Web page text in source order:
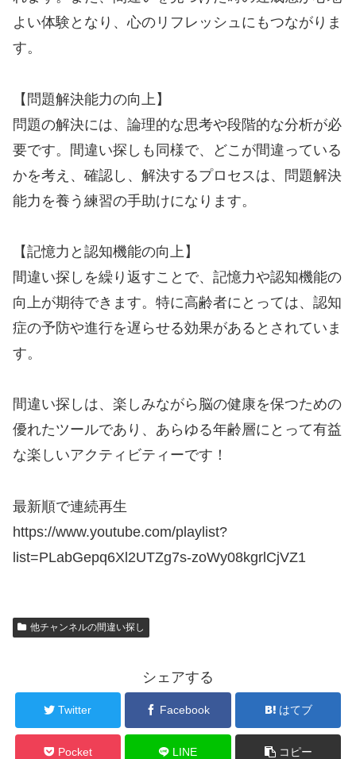
よい体験となり、心のリフレッシュにもつながりま
す。
【問題解決能力の向上】
問題の解決には、論理的な思考や段階的な分析が必
要です。間違い探しも同様で、どこが間違っている
かを考え、確認し、解決するプロセスは、問題解決
能力を養う練習の手助けになります。
【記憶力と認知機能の向上】
間違い探しを繰り返すことで、記憶力や認知機能の
向上が期待できます。特に高齢者にとっては、認知
症の予防や進行を遅らせる効果があるとされていま
す。
間違い探しは、楽しみながら脳の健康を保つための
優れたツールであり、あらゆる年齢層にとって有益
な楽しいアクティビティーです！
最新順で連続再生
https://www.youtube.com/playlist?
list=PLabGepq6Xl2UTZg7s-zoWy08kgrlCjVZ1
他チャンネルの間違い探し
シェアする
Twitter Facebook はてブ
Pocket LINE コピー